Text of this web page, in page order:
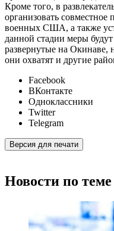
Кроме того, в
организовать
военных США, а также
данной стадии меры
развернутые на Окинаве,
они охватят и другие
Facebook
ВКонтакте
Одноклассники
Twitter
Telegram
Версия для печати
Новости по теме